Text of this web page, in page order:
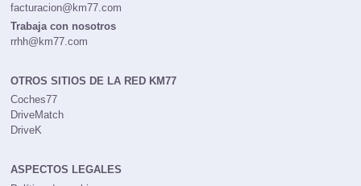
facturacion@km77.com
Trabaja con nosotros
rrhh@km77.com
OTROS SITIOS DE LA RED KM77
Coches77
DriveMatch
DriveK
ASPECTOS LEGALES